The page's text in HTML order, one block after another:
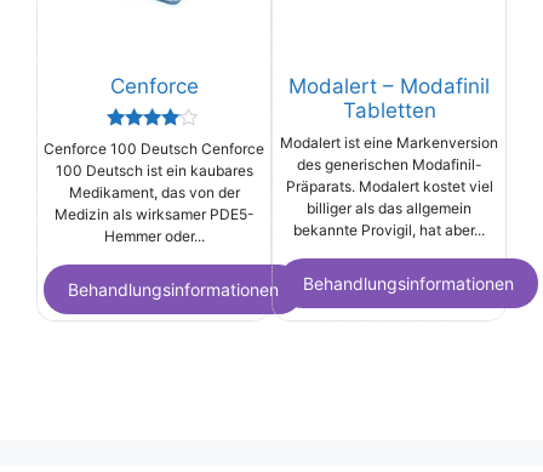
Cenforce
Rated
3.91
out of 5
Cenforce 100 Deutsch Cenforce
100 Deutsch ist ein kaubares
Medikament, das von der
Medizin als wirksamer PDE5-
Hemmer oder...
Behandlungsinformationen
Modalert – Modafinil
Tabletten
Modalert ist eine Markenversion
des generischen Modafinil-
Präparats. Modalert kostet viel
billiger als das allgemein
bekannte Provigil, hat aber...
Behandlungsinformationen